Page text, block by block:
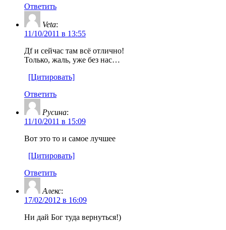
Ответить
Veta:
11/10/2011 в 13:55
Дf и сейчас там всё отлично!
Только, жаль, уже без нас…
[Цитировать]
Ответить
Русина:
11/10/2011 в 15:09
Вот это то и самое лучшее
[Цитировать]
Ответить
Алекс:
17/02/2012 в 16:09
Ни дай Бог туда вернуться!)